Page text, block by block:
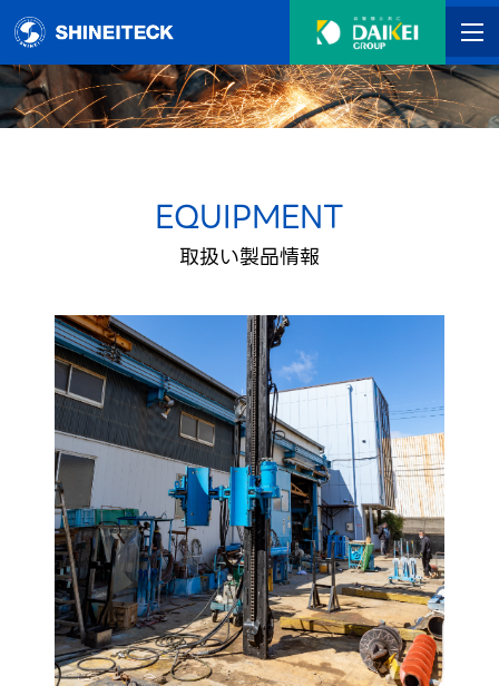
TOP
企業情報
お問い合わせ
EQUIPMENT
取扱い製品情報